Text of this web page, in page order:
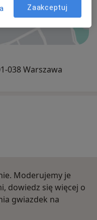
038 Warszawa
Moderujemy je
dowiedz się więcej o
gwiazdek na
Zaakceptuj